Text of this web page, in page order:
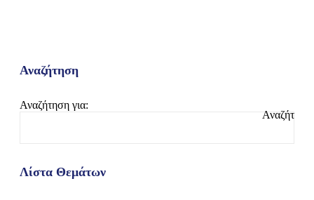
Αναζήτηση
Αναζήτηση για:
Λίστα Θεμάτων